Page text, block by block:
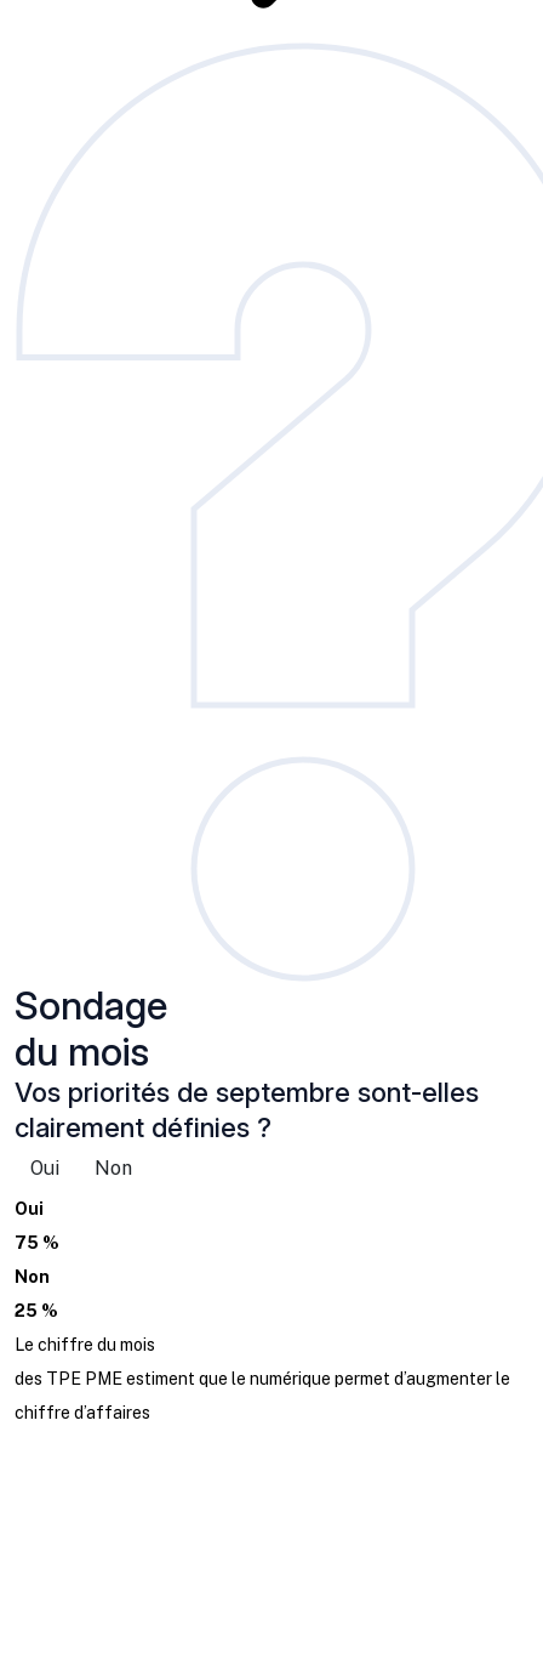
Sondage
du mois
Vos priorités de septembre sont-elles
clairement définies ?
Oui Non
Oui
75 %
Non
25 %
Le chiffre du mois
des TPE PME estiment que le numérique permet d’augmenter le
chiffre d’affaires